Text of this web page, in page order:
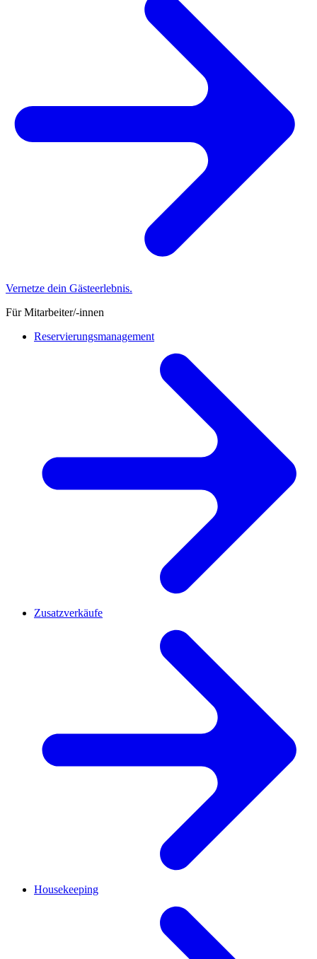
Vernetze dein Gästeerlebnis.
Für Mitarbeiter/-innen
Reservierungsmanagement
Zusatzverkäufe
Housekeeping